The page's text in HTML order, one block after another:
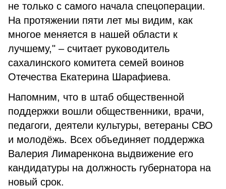
не только с самого начала спецоперации.
На протяжении пяти лет мы видим, как
многое меняется в нашей области к
лучшему," – считает руководитель
сахалинского комитета семей воинов
Отечества Екатерина Шарафиева.
Напомним, что в штаб общественной
поддержки вошли общественники, врачи,
педагоги, деятели культуры, ветераны СВО
и молодёжь. Всех объединяет поддержка
Валерия Лимаренкона выдвижение его
кандидатуры на должность губернатора на
новый срок.